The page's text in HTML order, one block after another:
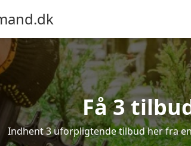
Få 3
Indhent 3 uforpligtende tilbud her fra